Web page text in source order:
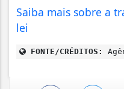
Saiba mais sobre a
lei
FONTE/CRÉDITOS: